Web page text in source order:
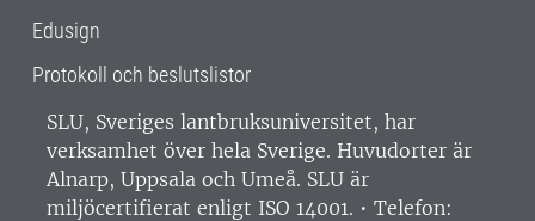
Edusign
Protokoll och beslutslistor
SLU, Sveriges lantbruksuniversitet, har
verksamhet över hela Sverige. Huvudorter är
Alnarp, Uppsala och Umeå. SLU är
miljöcertifierat enligt ISO 14001. • Telefon: